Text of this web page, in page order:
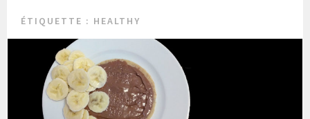
ÉTIQUETTE : HEALTHY